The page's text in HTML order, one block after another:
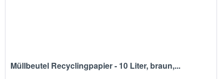
Müllbeutel Recyclingpapier - 10 Liter, braun,...